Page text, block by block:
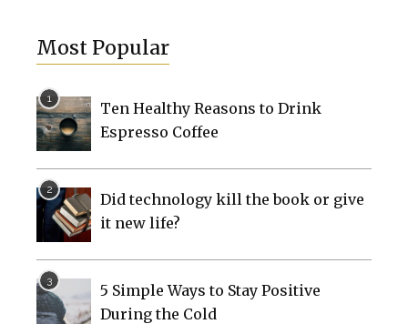
Most Popular
Ten Healthy Reasons to Drink
Espresso Coffee
Did technology kill the book or give
it new life?
5 Simple Ways to Stay Positive
During the Cold